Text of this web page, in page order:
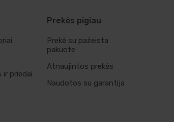
ir priedai
Prekės pigiau
Prekė su pažeista
pakuote
Atnaujintos prekės
Naudotos su garantija